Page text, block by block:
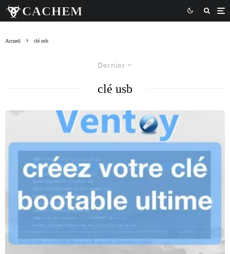
Accueil clé usb
Dernier
clé usb